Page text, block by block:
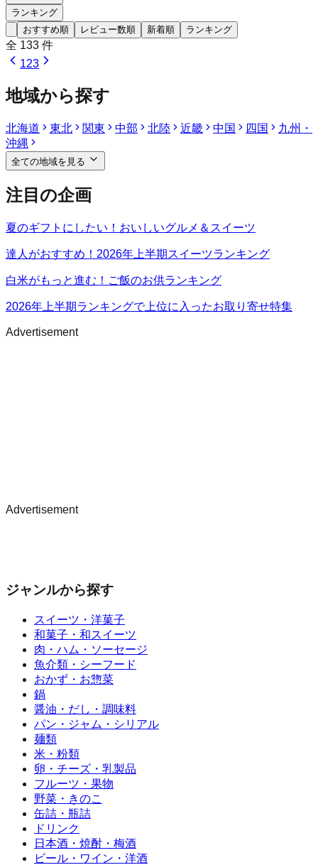
ランキング
おすすめ順
レビュー数順 新着順 ランキング
全 133 件
123
地域から探す
北海道 東北 関東 中部 北陸 近畿 中国 四国
九州・
沖縄
全ての地域を見る
注目の企画
夏のギフトにしたい！おいしいグルメ＆スイーツ
達人がおすすめ！2026年上半期スイーツランキング
白米がもっと進む！ご飯のお供ランキング
2026年上半期ランキングで上位に入ったお取り寄せ特集
Advertisement
Advertisement
ジャンルから探す
スイーツ・洋菓子
和菓子・和スイーツ
肉・ハム・ソーセージ
魚介類・シーフード
おかず・お惣菜
鍋
醤油・だし・調味料
パン・ジャム・シリアル
麺類
米・粉類
卵・チーズ・乳製品
フルーツ・果物
野菜・きのこ
缶詰・瓶詰
ドリンク
日本酒・焼酎・梅酒
ビール・ワイン・洋酒